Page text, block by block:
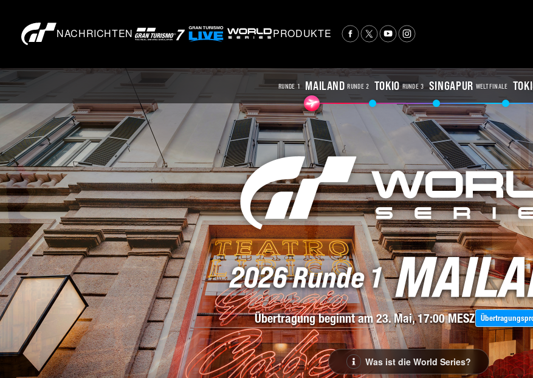
NACHRICHTEN PRODUKTE
RUNDE 1 MAILAND RUNDE 2 TOKIO RUNDE 3 SINGAPUR WELTFINALE
Übertragung beginnt am23. Mai, 17:00 MESZ
Was ist die World Series?